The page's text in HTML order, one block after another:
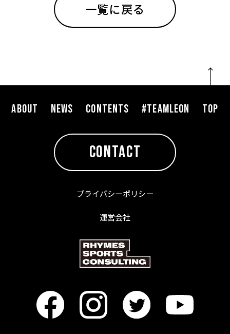
一覧に戻る
ABOUT NEWS CONTENTS #TEAMLEON TOP
CONTACT
プライバシーポリシー
運営会社